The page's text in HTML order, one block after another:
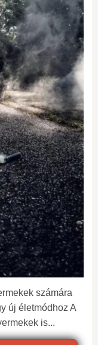
számára
új életmódhoz A
is...